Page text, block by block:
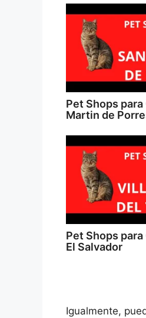
Pet Shops para
Martin de
Pet Shops
El Salvador
Igualmente,